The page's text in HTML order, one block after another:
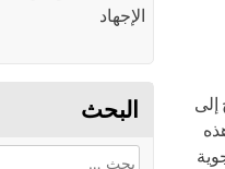
إلى
الإجهاد
البحث